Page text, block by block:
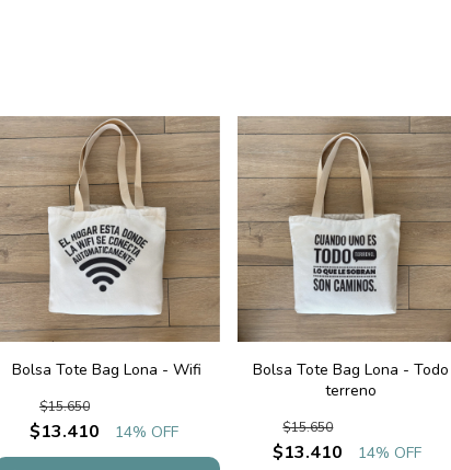
Bolsa Tote Bag Lona - Wifi
$13.410
$15.650
14% OFF
Bolsa Tote Bag Lona - Todo
terreno
$13.410
$15.650
14% OFF